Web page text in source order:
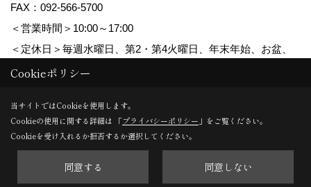
FAX：092-566-5700
＜営業時間＞10:00～17:00
＜定休日＞毎週水曜日、第2・第4火曜日、年末年始、お盆、
ゴールデンウィーク、夏季休暇
Copyright (c) TAKANO CONSTRUCTION CO.,LTD. All Rights Reserved.
Cookieポリシー
当サイトではCookieを使用します。
Cookieの使用に関する詳細は 「プライバシーポリシー 」をご覧ください。
Cookieを受け入れるか拒否するか選択してください。
同意する 同意しない